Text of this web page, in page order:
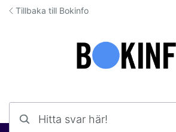
Hoppa till innehåll
Tillbaka till Bokinfo